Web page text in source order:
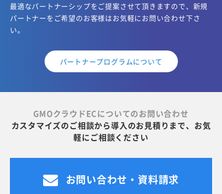
最適なパートナーシップをご提案させて頂きますので、新規
パートナーをご希望のお客様はお気軽にお問い合わせ下さ
い。
パートナープログラムについて
GMOクラウドECについてのお問い合わせ
カスタマイズのご相談から導入のお見積りまで、お気
軽にご相談ください
お問い合わせ・資料請求